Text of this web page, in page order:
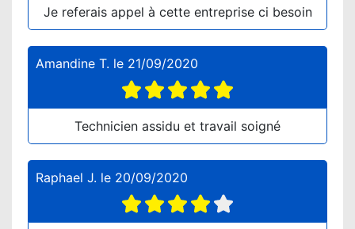
Je referais appel à cette entreprise ci besoin
Amandine T. le 21/09/2020
Technicien assidu et travail soigné
Raphael J. le 20/09/2020